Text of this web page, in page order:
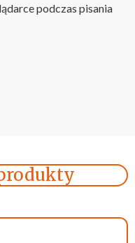
podczas pisania